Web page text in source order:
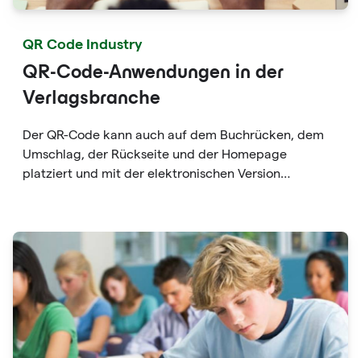
QR Code Industry
QR-Code-Anwendungen in der
Verlagsbranche
Der QR-Code kann auch auf dem Buchrücken, dem
Umschlag, der Rückseite und der Homepage
platziert und mit der elektronischen Version
Hintergrundautoren enthalten. Erstellen Sie
überzeugende Inhalte wie Hintergrund,
Buchgeschichte usw., die das Kaufinteresse des
Lesers wecken und den Leser zu Online-Plattformen
führen können.